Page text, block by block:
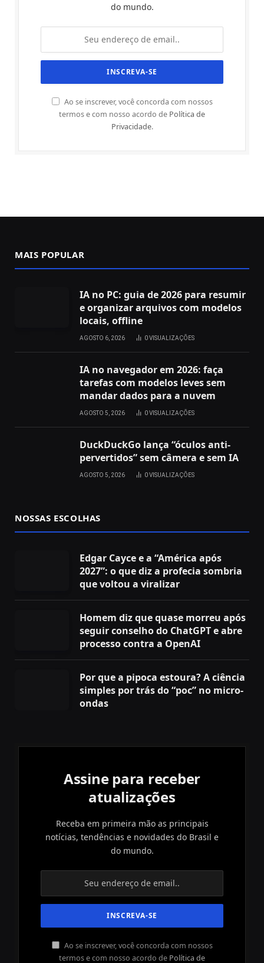
do mundo.
Ao se inscrever, você concorda com nossos
termos e com nosso acordo de Política de
Privacidade.
MAIS POPULAR
IA no PC: guia de 2026 para resumir
e organizar arquivos com modelos
locais, offline
AGOSTO 6, 2026 0VISUALIZAÇÕES
IA no navegador em 2026: faça
tarefas com modelos leves sem
mandar dados para a nuvem
AGOSTO 5, 2026 0VISUALIZAÇÕES
DuckDuckGo lança “óculos anti-
pervertidos” sem câmera e sem IA
AGOSTO 5, 2026 0VISUALIZAÇÕES
NOSSAS ESCOLHAS
Edgar Cayce e a “América após
2027”: o que diz a profecia sombria
que voltou a viralizar
Homem diz que quase morreu após
seguir conselho do ChatGPT e abre
processo contra a OpenAI
Por que a pipoca estoura? A ciência
simples por trás do “poc” no micro-
ondas
Assine para receber
atualizações
Receba em primeira mão as principais
notícias, tendências e novidades do Brasil e
do mundo.
Ao se inscrever, você concorda com nossos
termos e com nosso acordo de Política de